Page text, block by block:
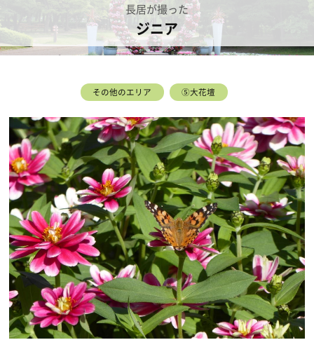
長居が撮った
ジニア
その他のエリア ⑤大花壇